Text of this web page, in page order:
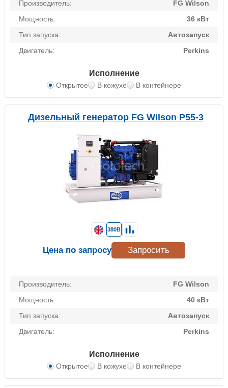
Производитель:
FG Wilson
Мощность:
36 кВт
Тип запуска:
Автозапуск
Двигатель:
Perkins
Исполнение
Открытое В кожухе В контейнере
Дизельный генератор FG Wilson P55-3
Производитель:
FG Wilson
Мощность:
40 кВт
Тип запуска:
Автозапуск
Двигатель:
Perkins
Исполнение
Открытое В кожухе В контейнере
380В
Цена по запросу Запросить